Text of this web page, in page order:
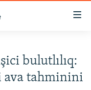
bulutlılıq:
ava tahminini